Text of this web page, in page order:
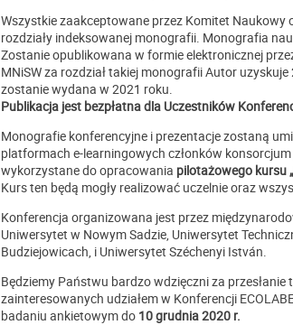
Wszystkie zaakceptowane przez Komitet
rozdziały indeksowanej monografii. Monografia
Zostanie opublikowana w formie elektronicznej
MNiSW za rozdział takiej monografii Autor
zostanie wydana w 2021 roku.
Publikacja jest bezpłatna dla Uczestników
Monografie konferencyjne i prezentacje zostaną
platformach e-learningowych członków
wykorzystane do opracowania pilotażowego kursu
Kurs ten będą mogły realizować uczelnie oraz
Konferencja organizowana jest przez
Uniwersytet w Nowym Sadzie, Uniwersytet
Budziejowicach, i Uniwersytet Széchenyi István.
Będziemy Państwu bardzo wdzięczni za
zainteresowanych udziałem w Konferencji
badaniu ankietowym do 10 grudnia 2020 r.